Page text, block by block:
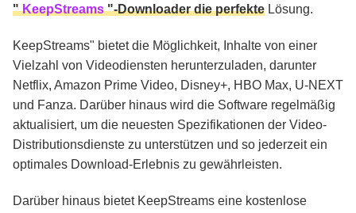
"KeepStreams"-Downloader die perfekte Lösung.
KeepStreams" bietet die Möglichkeit, Inhalte von einer
Vielzahl von Videodiensten herunterzuladen, darunter
Netflix, Amazon Prime Video, Disney+, HBO Max, U-NEXT
und Fanza. Darüber hinaus wird die Software regelmäßig
aktualisiert, um die neuesten Spezifikationen der Video-
Distributionsdienste zu unterstützen und so jederzeit ein
optimales Download-Erlebnis zu gewährleisten.
Darüber hinaus bietet KeepStreams eine kostenlose